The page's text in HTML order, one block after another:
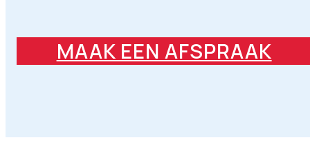
MAAK EEN AFSPRAAK